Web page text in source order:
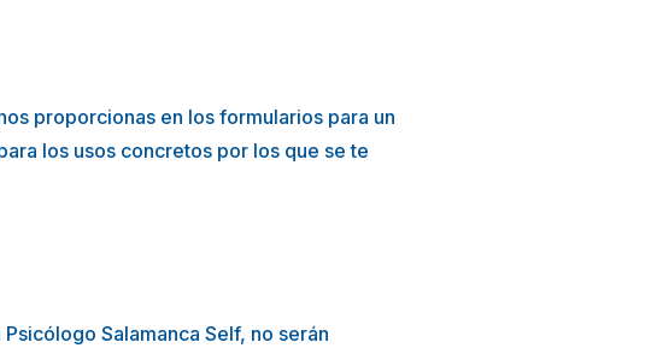
proporcionas en los formularios para un
los usos concretos por los que se te
Salamanca Self, no serán